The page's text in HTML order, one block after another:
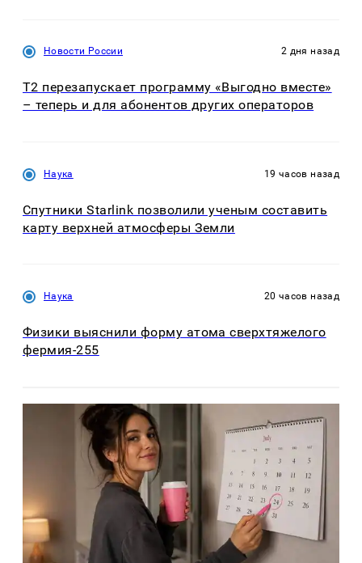
Новости России 2 дня назад
Т2 перезапускает программу «Выгодно вместе»
– теперь и для абонентов других операторов
Наука 19 часов назад
Спутники Starlink позволили ученым составить
карту верхней атмосферы Земли
Наука 20 часов назад
Физики выяснили форму атома сверхтяжелого
фермия-255